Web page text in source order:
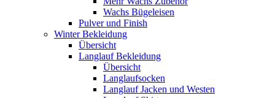
Wachs Bügeleisen
Pulver und Finish
Winter Bekleidung
Übersicht
Langlauf Bekleidung
Übersicht
Langlaufsocken
Langlauf Jacken und Westen